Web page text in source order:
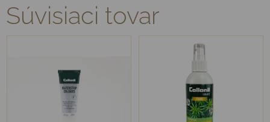
Súvisiaci tovar